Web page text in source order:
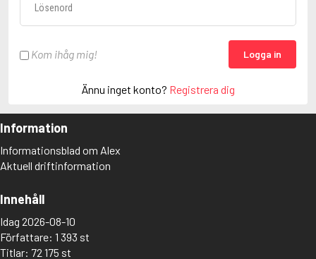
Kom ihåg mig! Logga in
Ännu inget konto? Registrera dig
Information
Informationsblad om Alex
Aktuell driftinformation
Innehåll
Idag 2026-08-10
Författare: 1 393 st
Titlar: 72 175 st